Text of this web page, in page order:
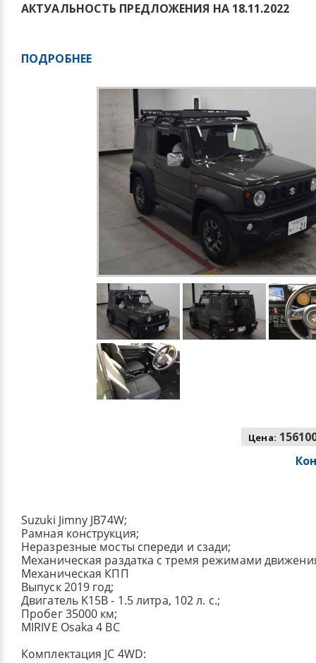
АКТУАЛЬНОСТЬ ПРЕДЛОЖЕНИЯ НА 18.11.2022
ПОДРОБНЕЕ
Цена:
Suzuki Jimny JB74W;
Рамная конструкция;
Неразрезные мосты спереди и сзади;
Механическая раздатка с тремя режимами
Механическая КПП
Выпуск 2019 год;
Двигатель K15B - 1.5 литра, 102 л. с.;
Пробег 35000 км;
MIRIVE Osaka 4 BC
Комплектация JC 4WD: